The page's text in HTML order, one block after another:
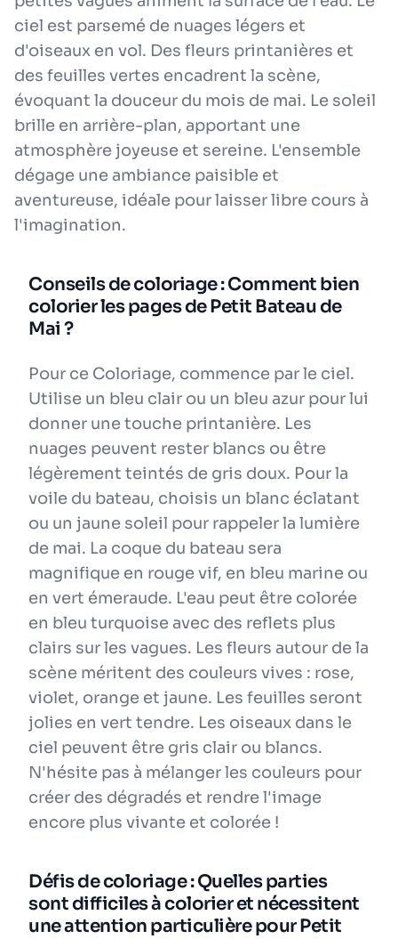
ciel est parsemé de nuages légers et
d'oiseaux en vol. Des fleurs printanières et
des feuilles vertes encadrent la scène,
évoquant la douceur du mois de mai. Le soleil
brille en arrière-plan, apportant une
atmosphère joyeuse et sereine. L'ensemble
dégage une ambiance paisible et
aventureuse, idéale pour laisser libre cours à
l'imagination.
Conseils de coloriage : Comment bien
colorier les pages de Petit Bateau de
Mai ?
Pour ce Coloriage, commence par le ciel.
Utilise un bleu clair ou un bleu azur pour lui
donner une touche printanière. Les
nuages peuvent rester blancs ou être
légèrement teintés de gris doux. Pour la
voile du bateau, choisis un blanc éclatant
ou un jaune soleil pour rappeler la lumière
de mai. La coque du bateau sera
magnifique en rouge vif, en bleu marine ou
en vert émeraude. L'eau peut être colorée
en bleu turquoise avec des reflets plus
clairs sur les vagues. Les fleurs autour de la
scène méritent des couleurs vives : rose,
violet, orange et jaune. Les feuilles seront
jolies en vert tendre. Les oiseaux dans le
ciel peuvent être gris clair ou blancs.
N'hésite pas à mélanger les couleurs pour
créer des dégradés et rendre l'image
encore plus vivante et colorée !
Défis de coloriage : Quelles parties
sont difficiles à colorier et nécessitent
une attention particulière pour Petit